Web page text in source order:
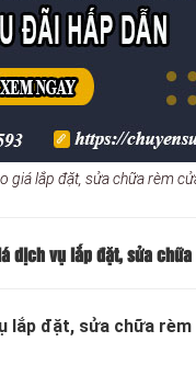
giá lắp đặt, sửa chữa rèm
dịch vụ lắp đặt, sửa
lắp đặt, sửa chữa